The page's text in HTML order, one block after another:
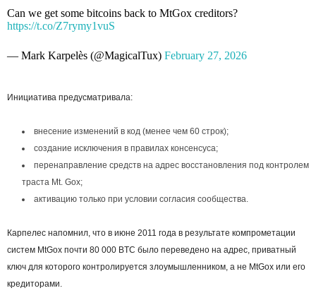
Can we get some bitcoins back to MtGox creditors?
https://t.co/Z7rymy1vuS
— Mark Karpelès (@MagicalTux) February 27, 2026
Инициатива предусматривала:
внесение изменений в код (менее чем 60 строк);
создание исключения в правилах консенсуса;
перенаправление средств на адрес восстановления под контролем
траста Mt. Gox;
активацию только при условии согласия сообщества.
Карпелес напомнил, что в июне 2011 года в результате компрометации
систем MtGox почти 80 000 BTC было переведено на адрес, приватный
ключ для которого контролируется злоумышленником, а не MtGox или его
кредиторами.